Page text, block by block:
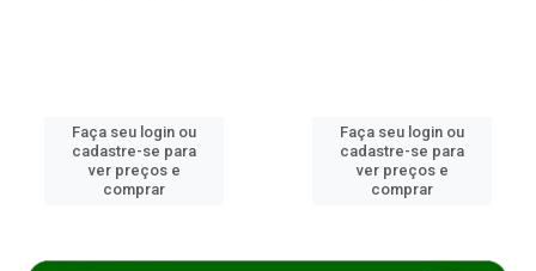
Faça seu login ou
cadastre-se para
ver preços e
comprar
Faça seu login ou
cadastre-se para
ver preços e
comprar